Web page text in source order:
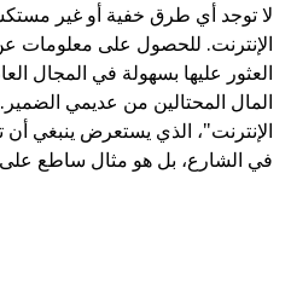
لا توجد أي طرق خفية أو غير
الإنترنت. للحصول على معلومات
العثور عليها بسهولة في المجال
المال المحتالين من عديمي
الإنترنت"، الذي يستعرض ينبغي
في الشارع، بل هو مثال ساطع على